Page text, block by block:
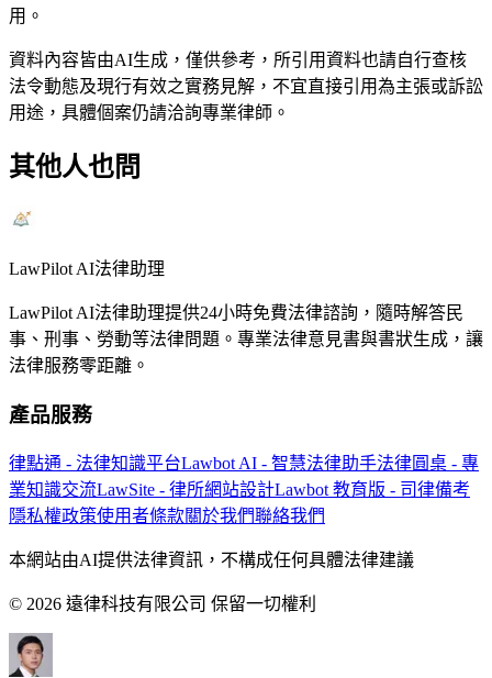
用。
資料內容皆由AI生成，僅供參考，所引用資料也請自行查核
法令動態及現行有效之實務見解，不宜直接引用為主張或訴訟
用途，具體個案仍請洽詢專業律師。
其他人也問
LawPilot AI法律助理
LawPilot AI法律助理提供24小時免費法律諮詢，隨時解答民
事、刑事、勞動等法律問題。專業法律意見書與書狀生成，讓
法律服務零距離。
產品服務
律點通 - 法律知識平台Lawbot AI - 智慧法律助手法律圓桌 - 專
業知識交流LawSite - 律所網站設計Lawbot 教育版 - 司律備考
隱私權政策使用者條款關於我們聯絡我們
本網站由AI提供法律資訊，不構成任何具體法律建議
© 2026 遠律科技有限公司 保留一切權利